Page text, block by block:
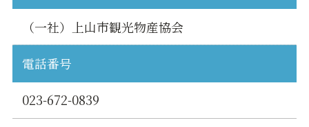
（一社）上山市観光物産協会
電話番号
023-672-0839